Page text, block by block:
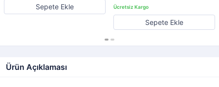
Sepete Ekle
Sepete Ekle
Ürün Açıklaması